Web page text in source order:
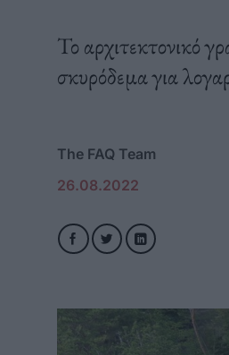
Το αρχιτεκτονικό
σκυρόδεμα για
The FAQ Team
26.08.2022